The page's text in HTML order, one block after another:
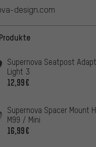
design.com
Supernova Seatpost
Light 3
12,99€
Supernova Spacer Mount
M99 / Mini
16,99€